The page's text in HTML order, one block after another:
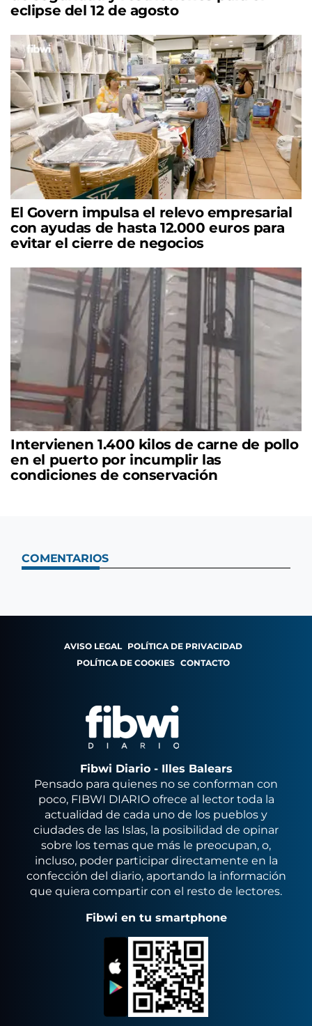
eclipse del 12 de agosto
El Govern impulsa el relevo empresarial
con ayudas de hasta 12.000 euros para
evitar el cierre de negocios
Intervienen 1.400 kilos de carne de pollo
en el puerto por incumplir las
condiciones de conservación
COMENTARIOS
AVISO LEGAL POLÍTICA DE PRIVACIDAD
POLÍTICA DE COOKIES CONTACTO
Fibwi Diario - Illes Balears
Pensado para quienes no se conforman con
poco, FIBWI DIARIO ofrece al lector toda la
actualidad de cada uno de los pueblos y
ciudades de las Islas, la posibilidad de opinar
sobre los temas que más le preocupan, o,
incluso, poder participar directamente en la
confección del diario, aportando la información
que quiera compartir con el resto de lectores.
Fibwi en tu smartphone